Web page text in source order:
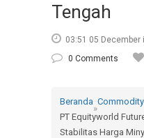
Tengah
03:51 05 December
0 Comments
Beranda
»
Commodity
PT Equityworld
Stabilitas Harga